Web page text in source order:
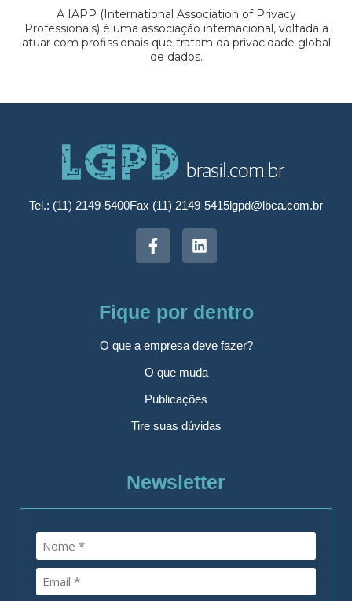
A IAPP (International Association of Privacy
Professionals) é uma associação internacional, voltada a
atuar com profissionais que tratam da privacidade global
de dados.
Tel.: (11) 2149-5400Fax (11) 2149-5415lgpd@lbca.com.br
Fique por dentro
O que a empresa deve fazer?
O que muda
Publicações
Tire suas dúvidas
Newsletter